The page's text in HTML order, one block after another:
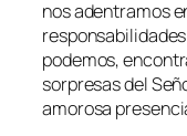
nos adentramos
podemos,
sorpresas del
amorosa